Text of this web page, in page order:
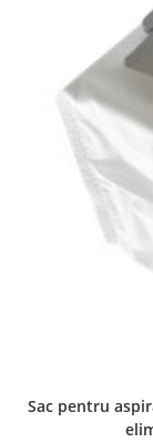
Sac pentru